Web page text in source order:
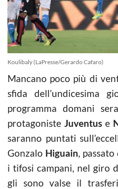
Koulibaly (LaPresse/Gerardo Cafaro)
Mancano poco più di
sfida dell’undicesima
programma domani
protagoniste Juventus e
saranno puntati
Gonzalo Higuain,
i tifosi campani, nel giro
gli sono valse il